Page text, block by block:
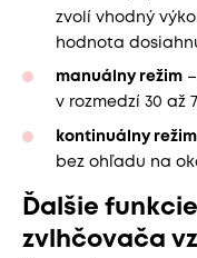
zvolí vhodný
hodnota
manuálny režim
v rozmedzí 30 až
kontinuálny režim
bez ohľadu na
Ďalšie
zvlhčovača